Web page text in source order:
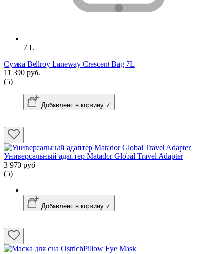
7 L
Сумка Bellroy Laneway Crescent Bag 7L
11 390 руб.
(5)
Добавлено в корзину ✓
Универсальный адаптер Matador Global Travel Adapter
3 970 руб.
(5)
Добавлено в корзину ✓